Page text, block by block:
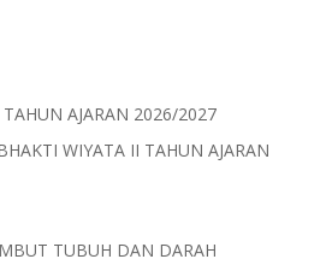
AJARAN 2026/2027
WIYATA II TAHUN AJARAN
TUBUH DAN DARAH